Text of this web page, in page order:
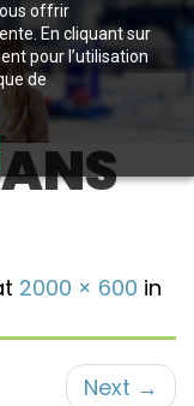
offrir
En cliquant sur
pour l’utilisation
de
2000 × 600 in
Next →